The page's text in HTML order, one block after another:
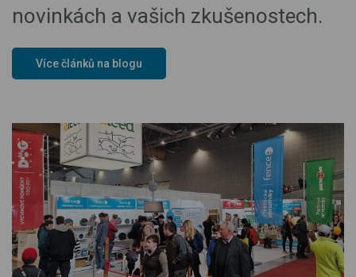
novinkách a vašich zkušenostech.
Více článků na blogu